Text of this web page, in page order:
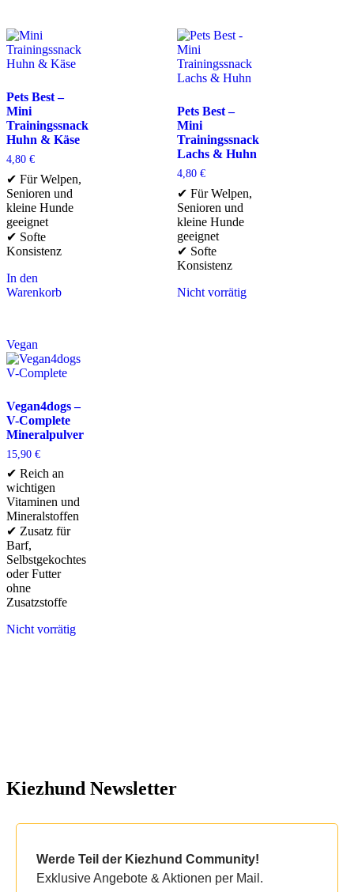
Pets Best –
Mini
Trainingssnack
Huhn & Käse
4,80 €
✔ Für Welpen,
Senioren und
kleine Hunde
geeignet
✔ Softe
Konsistenz
In den
Warenkorb
Pets Best –
Mini
Trainingssnack
Lachs & Huhn
4,80 €
✔ Für Welpen,
Senioren und
kleine Hunde
geeignet
✔ Softe
Konsistenz
Nicht vorrätig
Vegan
Vegan4dogs –
V-Complete
Mineralpulver
15,90 €
✔ Reich an
wichtigen
Vitaminen und
Mineralstoffen
✔ Zusatz für
Barf,
Selbstgekochtes
oder Futter
ohne
Zusatzstoffe
Nicht vorrätig
Kiezhund Newsletter
Werde Teil der Kiezhund Community!
Exklusive Angebote & Aktionen per Mail.